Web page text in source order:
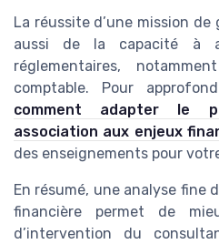
La réussite d’une mission
aussi de la capacité à
réglementaires,
comptable. Pour
comment adapter le
association aux enjeux
des enseignements pour
En résumé, une analyse fine
financière permet de
d’intervention du